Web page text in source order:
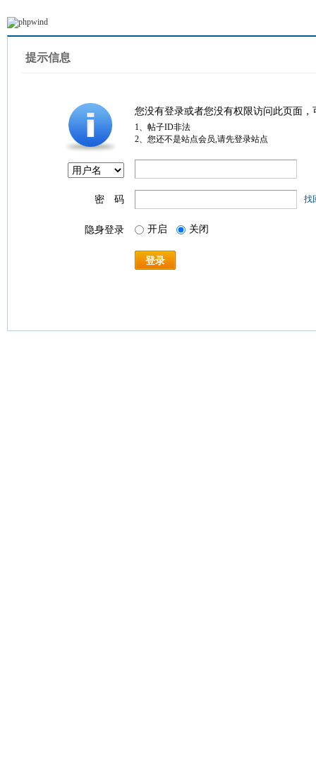
提示信息
您没有登录或者您没有权限访问此页面
1、帖子ID非法
2、您还不是站点会员,请先登录站点
密 码 找
隐身登录 开启 关闭
登录